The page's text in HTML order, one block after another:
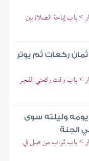
> باب إباحة الصلاة بين
ركعات ثم يوتر
> باب وقت ركعتي الفجر
وليلته سوى
الجنة
> باب ثواب من صلى في